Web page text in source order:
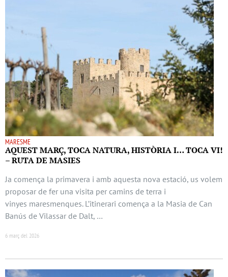
MARESME
AQUEST MARÇ, TOCA NATURA, HISTÒRIA I… TOCA VI!
– RUTA DE MASIES
Ja comença la primavera i amb aquesta nova estació, us volem
proposar de fer una visita per camins de terra i
vinyes maresmenques. L’itinerari comença a la Masia de Can
Banús de Vilassar de Dalt, …
6 març del 2026